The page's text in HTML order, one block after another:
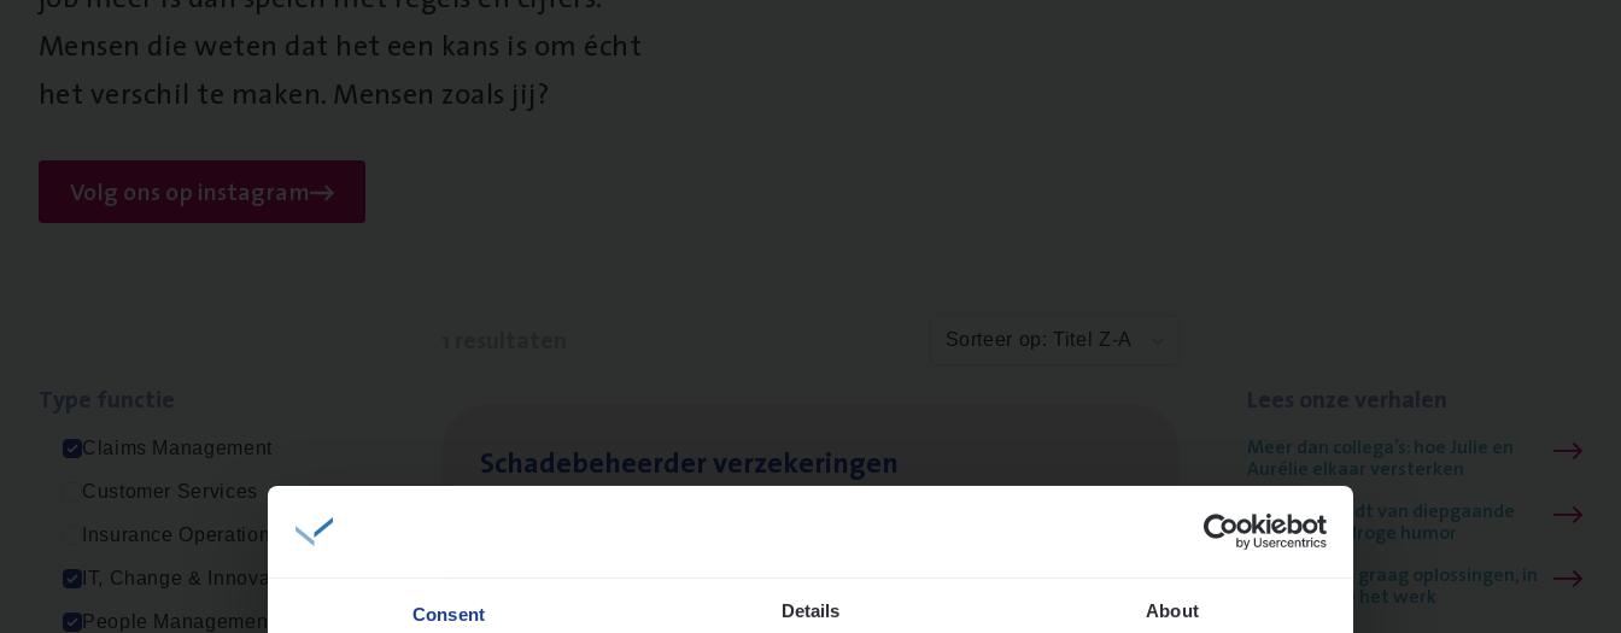
Consent Details About
Mensen die weten dat het een kans is om écht
het verschil te maken. Mensen zoals jij?
Volg ons op instagram
Claims Management
Customer Services
Insurance Operations
IT, Change & Innovation
People Management
Sorteer op: Titel Z-A
Scha­de­be­heer­der verzekeringen Meer dan collega’s: hoe Julie en
Aurélie elkaar versterken
Mathias houdt van diepgaande
dossiers én droge humor
Thalia zoekt graag oplossingen, in
games én op het werk